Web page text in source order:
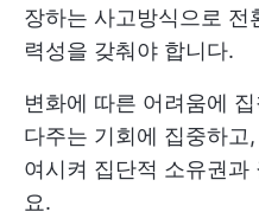
장하는 사고방식으로
력성을 갖춰야 합니다.
변화에 따른 어려움에
다주는 기회에 집중하
여시켜 집단적 소유권과
요.